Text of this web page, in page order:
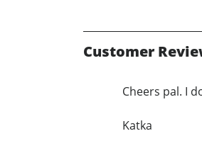
Customer
Cheers pal. I
Katka